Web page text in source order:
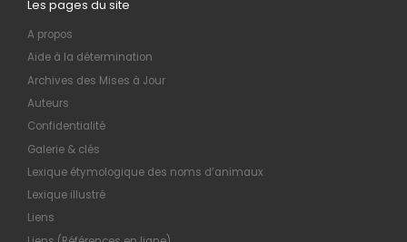
Les pages du site
A propos
Aide à la détermination
Archives des Mises à Jour
Auteurs
Confidentialité
Galerie & clés
Lexique étymologique des noms d’animaux
Lexique illustré
Liens